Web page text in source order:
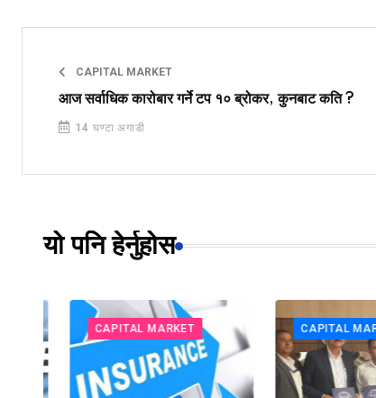
CAPITAL MARKET
आज सर्वाधिक कारोबार गर्ने टप १० ब्रोकर, कुनबाट कति ?
14 घण्टा अगाडी
यो पनि हेर्नुहोस
CAPITAL MARKET CAPITAL MARKET